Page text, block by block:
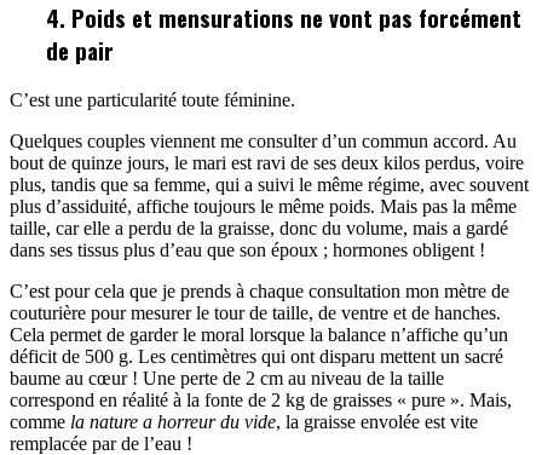
4. Poids et mensurations ne vont pas forcément
de pair
C’est une particularité toute féminine.
Quelques couples viennent me consulter d’un commun accord. Au
bout de quinze jours, le mari est ravi de ses deux kilos perdus, voire
plus, tandis que sa femme, qui a suivi le même régime, avec souvent
plus d’assiduité, affiche toujours le même poids. Mais pas la même
taille, car elle a perdu de la graisse, donc du volume, mais a gardé
dans ses tissus plus d’eau que son époux ; hormones obligent !
C’est pour cela que je prends à chaque consultation mon mètre de
couturière pour mesurer le tour de taille, de ventre et de hanches.
Cela permet de garder le moral lorsque la balance n’affiche qu’un
déficit de 500 g. Les centimètres qui ont disparu mettent un sacré
baume au cœur ! Une perte de 2 cm au niveau de la taille
correspond en réalité à la fonte de 2 kg de graisses « pure ». Mais,
comme la nature a horreur du vide, la graisse envolée est vite
remplacée par de l’eau !